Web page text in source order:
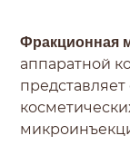
Фракционная
аппаратной